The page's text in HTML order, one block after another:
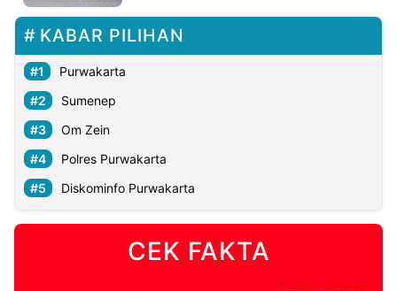
Kabarbaru.co
2026
PT.
Kabarbaru
Holding
KABAR PILIHAN
Purwakarta
Sumenep
Om Zein
Polres Purwakarta
Diskominfo Purwakarta
CEK FAKTA